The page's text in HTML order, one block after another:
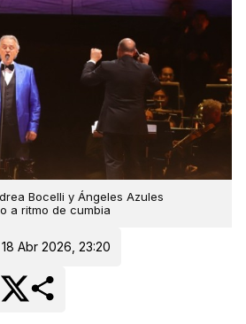
Bocelli y Ángeles Azules
a ritmo de cumbia
Abr 2026, 23:20